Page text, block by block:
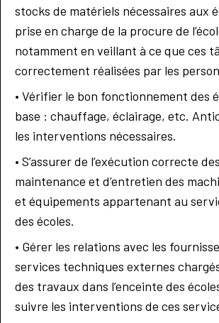
stocks de matériels nécessaires aux
prise en charge de la procure de
notamment en veillant à ce que ces
correctement réalisées par les
• Vérifier le bon fonctionnement des
base : chauffage, éclairage, etc.
les interventions nécessaires.
• S’assurer de l’exécution correcte
maintenance et d’entretien des
et équipements appartenant au
des écoles.
• Gérer les relations avec les
services techniques externes
des travaux dans l’enceinte des
suivre les interventions de ces